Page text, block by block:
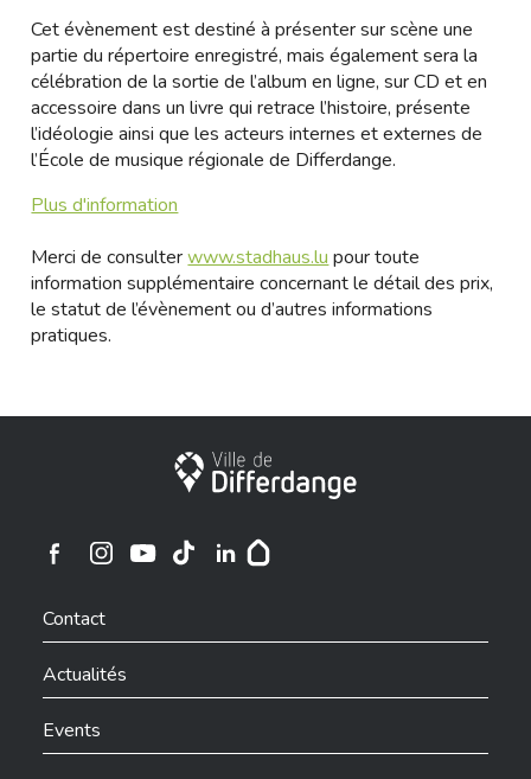
Cet évènement est destiné à présenter sur scène une
partie du répertoire enregistré, mais également sera la
célébration de la sortie de l’album en ligne, sur CD et en
accessoire dans un livre qui retrace l’histoire, présente
l’idéologie ainsi que les acteurs internes et externes de
l’École de musique régionale de Differdange.
Plus d'information
Merci de consulterwww.stadhaus.lupour toute
information supplémentaire concernant le détail des prix,
le statut de l’évènement ou d’autres informations
pratiques.
Ville de Differdange
Ville de Differdange sur Instagram
Contact
Actualités
Events